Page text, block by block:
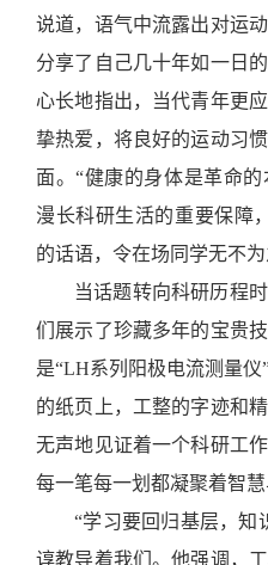
说道，语气中流露出对运
分享了自己几十年如一日
心长地指出，当代青年更
挚热爱，将良好的运动习
面。“健康的身体是革命
漫长科研生活的重要保障，
的话语，令在场同学无不为
当话题转向科研历程
们展示了珍藏多年的宝贵
是“LH系列阳极电流测量仪
的纸页上，工整的字迹和
无声地见证着一个科研工
每一笔每一划都凝聚着智
“学习要回归基层，知
谆教导着我们。他强调，